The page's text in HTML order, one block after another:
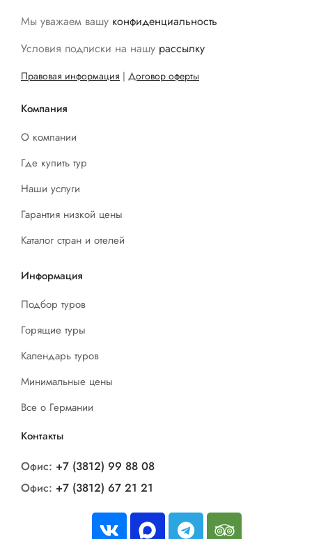
Мы уважаем вашу конфиденциальность
Условия подписки на нашу рассылку
Правовая информация | Договор оферты
Компания
О компании
Где купить тур
Наши услуги
Гарантия низкой цены
Каталог стран и отелей
Информация
Подбор туров
Горящие туры
Календарь туров
Минимальные цены
Все о Германии
Контакты
Офис: +7 (3812) 99 88 08
Офис: +7 (3812) 67 21 21